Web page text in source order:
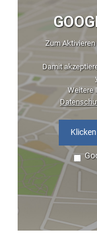
Zum
Damit
Weitere